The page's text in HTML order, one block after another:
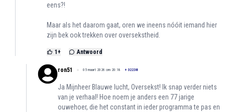
eens?!
Maar als het daarom gaat, oren we ineens nóóit iemand hier
zijn bek ook trekken over oversekstheid.
1 + Antwoord
ron51 05 maart 2026 om 20:18 + 32238
Ja Mijnheer Blauwe lucht, Oversekst! Ik snap verder niets
van je verhaal! Hoe noem je anders een 77 jarige
ouwehoer, die het constant in ieder programma te pas en